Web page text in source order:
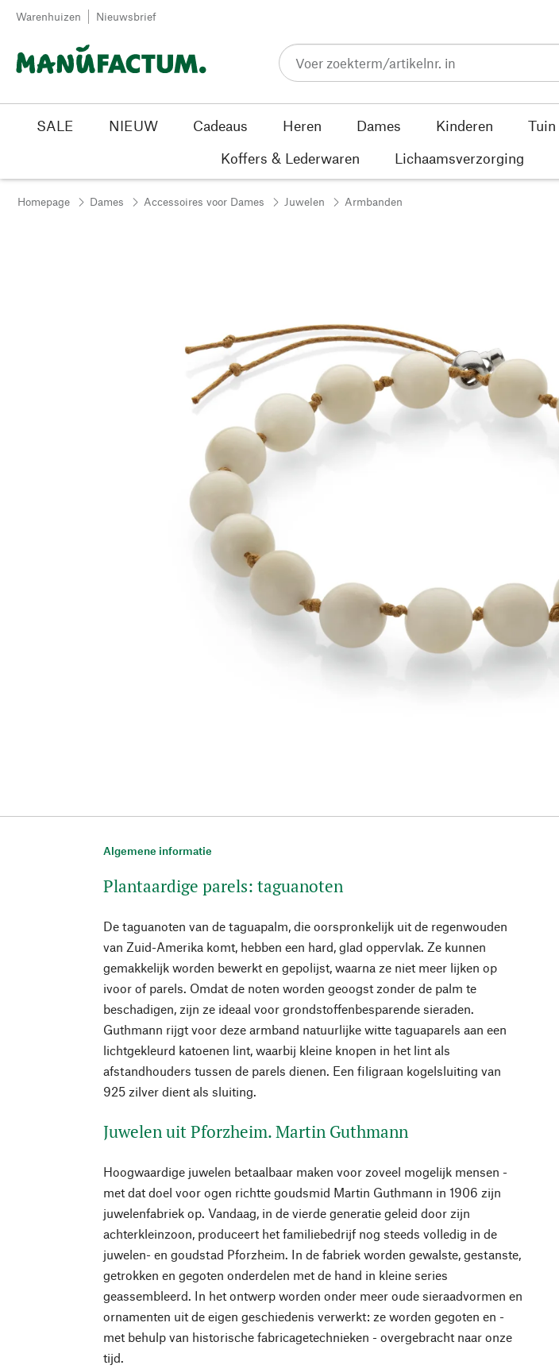
Passer au contenu
Warenhuizen Nieuwsbrief
SALE NIEUW Cadeaus Heren Dames Kinderen Tuin
Koffers & Lederwaren
Lichaamsverzorging
Homepage Dames Accessoires voor Dames Juwelen Armbanden
Algemene informatie
Plantaardige parels: taguanoten
De taguanoten van de taguapalm, die oorspronkelijk uit de regenwouden
van Zuid-Amerika komt, hebben een hard, glad oppervlak. Ze kunnen
gemakkelijk worden bewerkt en gepolijst, waarna ze niet meer lijken op
ivoor of parels. Omdat de noten worden geoogst zonder de palm te
beschadigen, zijn ze ideaal voor grondstoffenbesparende sieraden.
Guthmann rijgt voor deze armband natuurlijke witte taguaparels aan een
lichtgekleurd katoenen lint, waarbij kleine knopen in het lint als
afstandhouders tussen de parels dienen. Een filigraan kogelsluiting van
925 zilver dient als sluiting.
Juwelen uit Pforzheim. Martin Guthmann
Hoogwaardige juwelen betaalbaar maken voor zoveel mogelijk mensen -
met dat doel voor ogen richtte goudsmid Martin Guthmann in 1906 zijn
juwelenfabriek op. Vandaag, in de vierde generatie geleid door zijn
achterkleinzoon, produceert het familiebedrijf nog steeds volledig in de
juwelen- en goudstad Pforzheim. In de fabriek worden gewalste, gestanste,
getrokken en gegoten onderdelen met de hand in kleine series
geassembleerd. In het ontwerp worden onder meer oude sieraadvormen en
ornamenten uit de eigen geschiedenis verwerkt: ze worden gegoten en -
met behulp van historische fabricagetechnieken - overgebracht naar onze
tijd.